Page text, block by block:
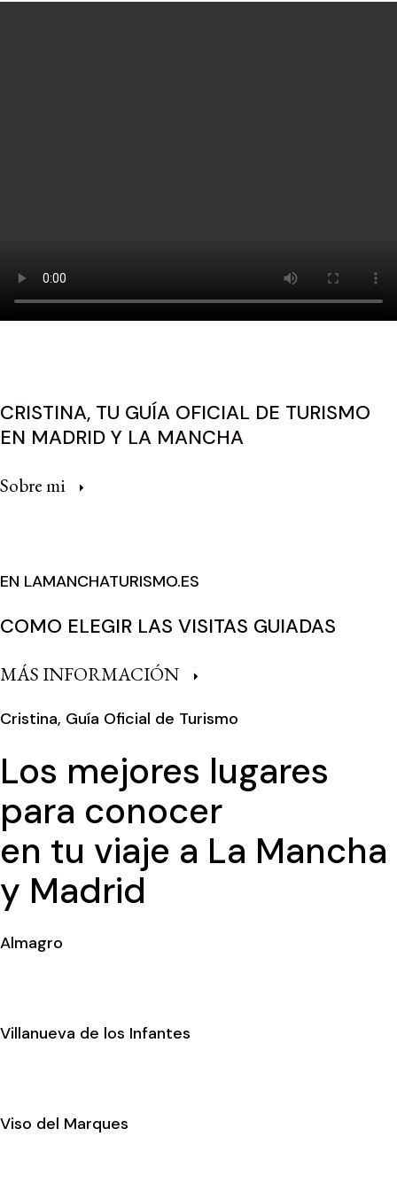
CRISTINA, TU GUÍA OFICIAL DE TURISMO
EN MADRID Y LA MANCHA
Sobre mi
EN LAMANCHATURISMO.ES
COMO ELEGIR LAS VISITAS GUIADAS
MÁS INFORMACIÓN
Cristina, Guía Oficial de Turismo
Los mejores lugares
para conocer
en tu viaje a La Mancha
y Madrid
Almagro
Villanueva de los Infantes
Viso del Marques